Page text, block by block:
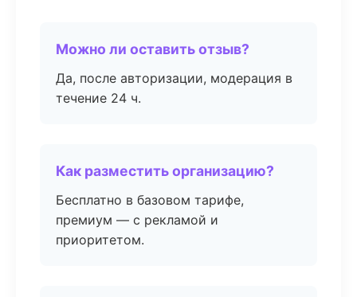
Можно ли оставить отзыв?
Да, после авторизации, модерация в
течение 24 ч.
Как разместить организацию?
Бесплатно в базовом тарифе,
премиум — с рекламой и
приоритетом.